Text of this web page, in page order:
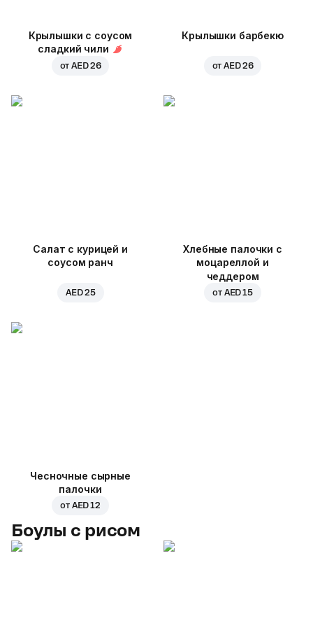
Крылышки с соусом
сладкий чили
отAED 26
Крылышки барбекю
отAED 26
Салат с курицей и
соусом ранч
AED 25
Хлебные палочки с
моцареллой и
чеддером
от AED 15
Чесночные сырные
палочки
от AED 12
Боулы с рисом